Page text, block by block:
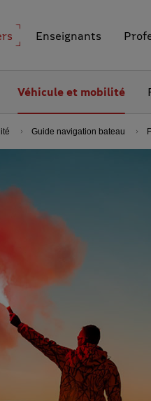
maif.fr
Enseignants
Véhicule et mobilité
Guide navigation bateau